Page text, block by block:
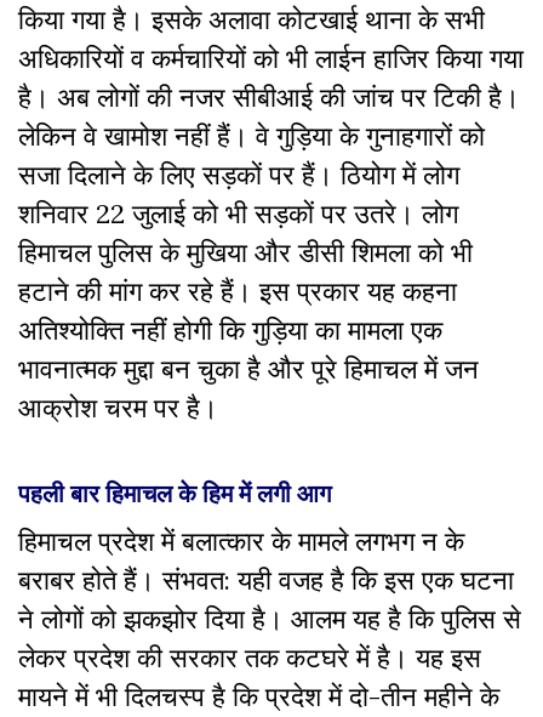
किया गया है। इसके अलावा कोटखाई थाना के सभी
अधिकारियों व कर्मचारियों को भी लाईन हाजिर किया गया
है। अब लोगों की नजर सीबीआई की जांच पर टिकी है।
लेकिन वे खामोश नहीं हैं। वे गुड़िया के गुनाहगारों को
सजा दिलाने के लिए सड़कों पर हैं। ठियोग में लोग
शनिवार 22 जुलाई को भी सड़कों पर उतरे। लोग
हिमाचल पुलिस के मुखिया और डीसी शिमला को भी
हटाने की मांग कर रहे हैं। इस प्रकार यह कहना
अतिश्योक्ति नहीं होगी कि गुड़िया का मामला एक
भावनात्मक मुद्दा बन चुका है और पूरे हिमाचल में जन
आक्रोश चरम पर है।
पहली बार हिमाचल के हिम में लगी आग
हिमाचल प्रदेश में बलात्कार के मामले लगभग न के
बराबर होते हैं। संभवत: यही वजह है कि इस एक घटना
ने लोगों को झकझोर दिया है। आलम यह है कि पुलिस से
लेकर प्रदेश की सरकार तक कटघरे में है। यह इस
मायने में भी दिलचस्प है कि प्रदेश में दो-तीन महीने के